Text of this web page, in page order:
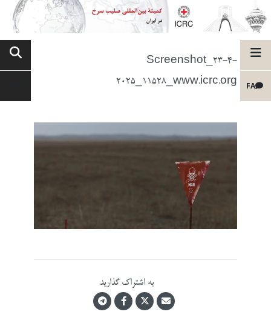
FA
Screenshot_23-4-
2025_11528_www.icrc.org
به اشتراک گذارید